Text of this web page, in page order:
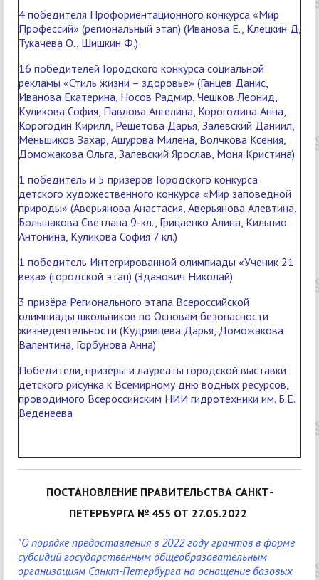
4 победителя Профориентационного конкурса «Мир
Профессий» (региональный этап) (Иванова Е., Клецкин Д,
Тукачева О., Шишкин Ф.)
16 победителей Городского конкурса социальной
рекламы «Стиль жизни – здоровье» (Ганцев Данис,
Иванова Екатерина, Носов Радмир, Чешков Леонид,
Куликова София, Павлова Ангелина, Корогодина Анна,
Корогодин Кирилл, Решетова Дарья, Залевский Даниил,
Меньшиков Захар, Ашурова Милена, Волчкова Ксения,
Доможакова Ольга, Залевский Ярослав, Моня Кристина)
1 победитель и 5 призёров Городского конкурса
детского художественного конкурса «Мир заповедной
природы» (Аверьянова Анастасия, Аверьянова Алевтина,
Большакова Светлана 9-кл., Грицаенко Алина, Кильпио
Антонина, Куликова София 7 кл.)
1 победитель Интегрированной олимпиады «Ученик 21
века» (городской этап) (Зданович Николай)
3 призёра Регионального этапа Всероссийской
олимпиады школьников по Основам безопасности
жизнедеятельности (Кудрявцева Дарья, Доможакова
Валентина, Горбунова Анна)
Победители, призёры и лауреаты городской выставки
детского рисунка к Всемирному дню водных ресурсов,
проводимого Всероссийским НИИ гидротехники им. Б.Е.
Веденеева
ПОСТАНОВЛЕНИЕ ПРАВИТЕЛЬСТВА САНКТ-
ПЕТЕРБУРГА № 455 ОТ 27.05.2022
"О порядке предоставления в 2022 году грантов в форме
субсидий государственным общеобразовательным
организациям Санкт-Петербурга на оснащение базовых